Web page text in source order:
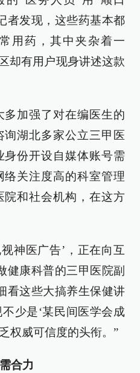
者发现，这些药基本都
用药，其中夹杂着一
却有用户现身讲述这款
加强了对在编医生的
湖北多家公立三甲医
身份开设自媒体账号需
关注度高的科室管理
院和社会机构，在这方
神医广告’，正在向互
健康科普的三甲医院副
看这些大搞养生保健讲
少是‘某民间医学会成
权威可信度的头衔。”
合力